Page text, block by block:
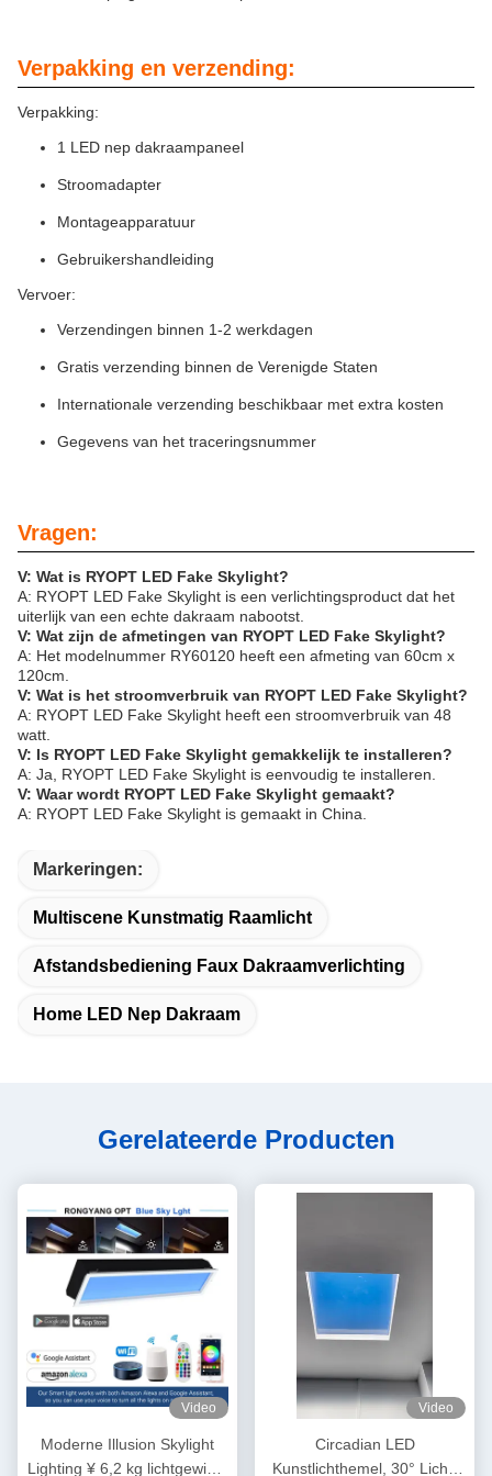
Verpakking en verzending:
Verpakking:
1 LED nep dakraampaneel
Stroomadapter
Montageapparatuur
Gebruikershandleiding
Vervoer:
Verzendingen binnen 1-2 werkdagen
Gratis verzending binnen de Verenigde Staten
Internationale verzending beschikbaar met extra kosten
Gegevens van het traceringsnummer
Vragen:
V: Wat is RYOPT LED Fake Skylight?
A: RYOPT LED Fake Skylight is een verlichtingsproduct dat het
uiterlijk van een echte dakraam nabootst.
V: Wat zijn de afmetingen van RYOPT LED Fake Skylight?
A: Het modelnummer RY60120 heeft een afmeting van 60cm x
120cm.
V: Wat is het stroomverbruik van RYOPT LED Fake Skylight?
A: RYOPT LED Fake Skylight heeft een stroomverbruik van 48
watt.
V: Is RYOPT LED Fake Skylight gemakkelijk te installeren?
A: Ja, RYOPT LED Fake Skylight is eenvoudig te installeren.
V: Waar wordt RYOPT LED Fake Skylight gemaakt?
A: RYOPT LED Fake Skylight is gemaakt in China.
Markeringen:
Multiscene Kunstmatig Raamlicht
Afstandsbediening Faux Dakraamverlichting
Home LED Nep Dakraam
Gerelateerde Producten
Video
Moderne Illusion Skylight
Lighting ¥ 6,2 kg lichtgewicht
Video
Circadian LED
Kunstlichthemel, 30° Licht,